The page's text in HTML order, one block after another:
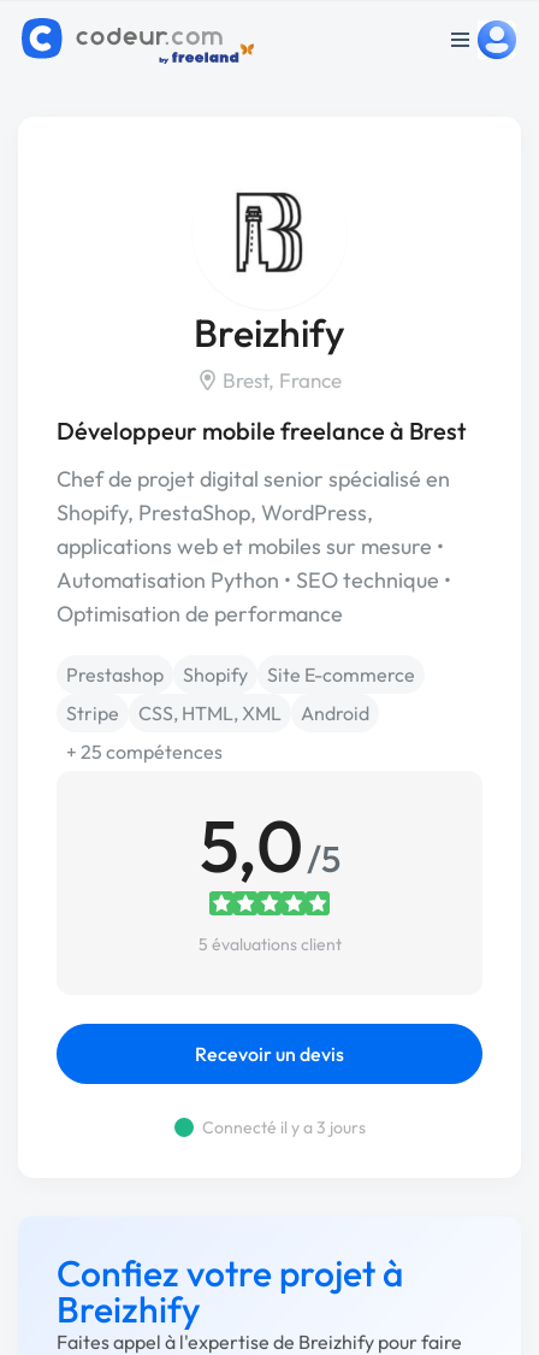
Breizhify
Brest, France
Développeur mobile freelance à Brest
Chef de projet digital senior spécialisé en
Shopify, PrestaShop, WordPress,
applications web et mobiles sur mesure •
Automatisation Python • SEO technique •
Optimisation de performance
Prestashop Shopify
Site E-commerce
Stripe
CSS, HTML, XML
Android
+ 25 compétences
5,0/5
5 évaluations client
Recevoir un devis
Connecté il y a 3 jours
Confiez votre projet à
Breizhify
Faites appel à l'expertise de Breizhify pour faire